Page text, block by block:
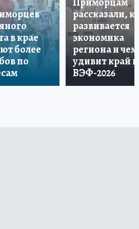
в крае
более
по
рассказали, как
развивается
экономика
региона и чем
удивит край на
ВЭФ-2026